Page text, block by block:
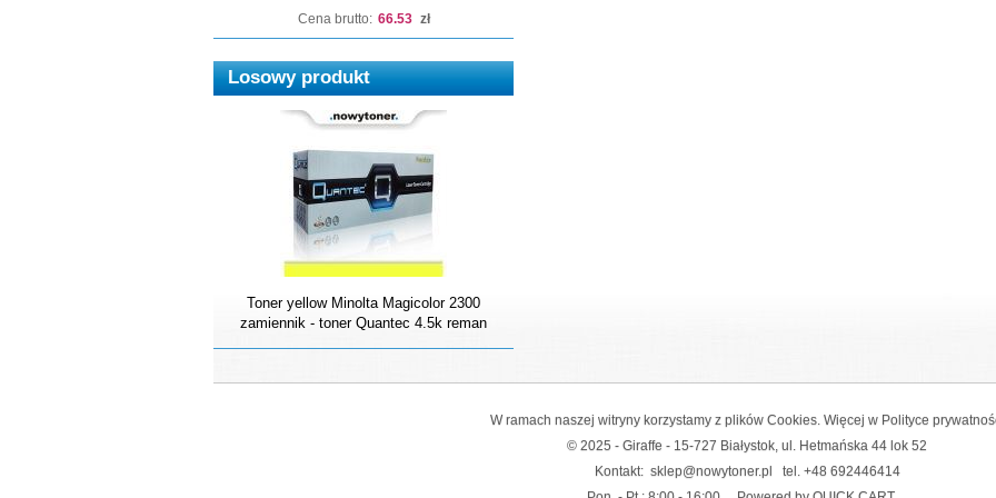
Cena brutto: 66.53 zł
Losowy produkt
Toner yellow Minolta Magicolor 2300
zamiennik - toner Quantec 4.5k reman
W ramach naszej witryny korzystamy z plików Cookies. Więcej w Polityce
© 2025 - Giraffe - 15-727 Białystok, ul. Hetmańska 44 lok 52
Kontakt: sklep@nowytoner.pl tel. +48 692446414